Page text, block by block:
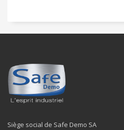
Siège social de Safe Demo SA